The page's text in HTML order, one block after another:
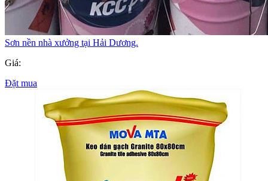
Sơn nền nhà xưởng tại Hải Dương.
Giá:
Đặt mua